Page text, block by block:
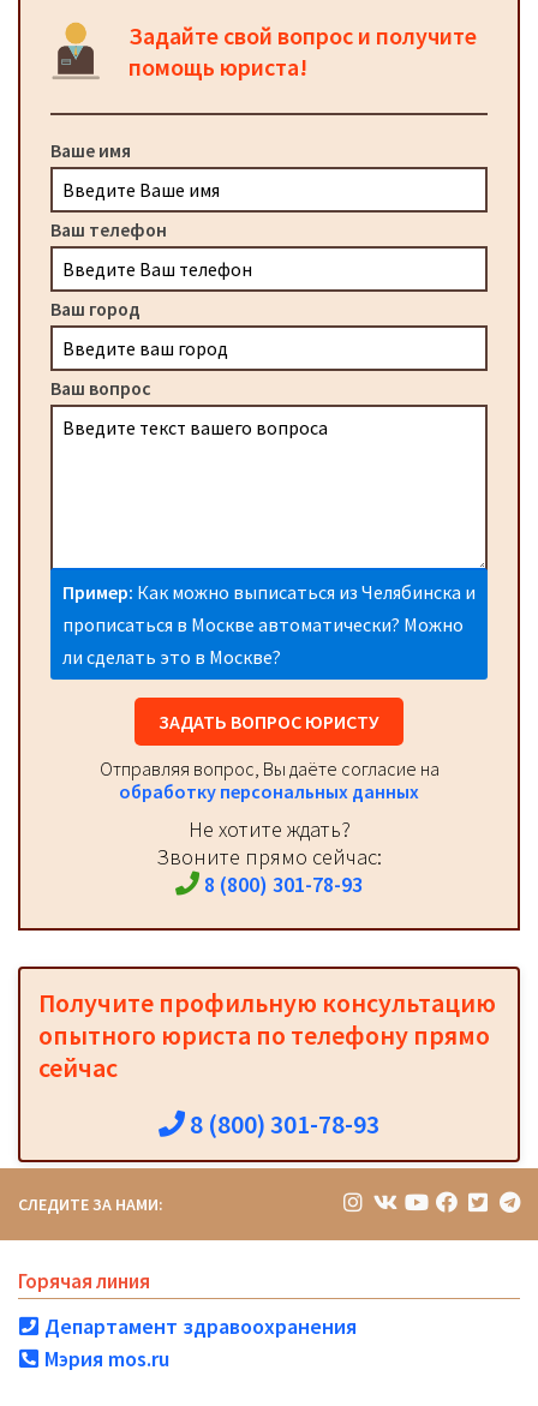
Задайте свой вопрос и получите
помощь юриста!
Ваше имя
Ваш телефон
Ваш город
Ваш вопрос
Пример: Как можно выписаться из Челябинска и
прописаться в Москве автоматически? Можно
ли сделать это в Москве?
ЗАДАТЬ ВОПРОС ЮРИСТУ
Отправляя вопрос, Вы даёте согласие на
обработку персональных данных
Не хотите ждать?
Звоните прямо сейчас:
8 (800) 301-78-93
Получите профильную консультацию
опытного юриста по телефону прямо
сейчас
8 (800) 301-78-93
СЛЕДИТЕ ЗА НАМИ:
Горячая линия
Департамент здравоохранения
Мэрия mos.ru